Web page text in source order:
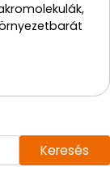
Keresés